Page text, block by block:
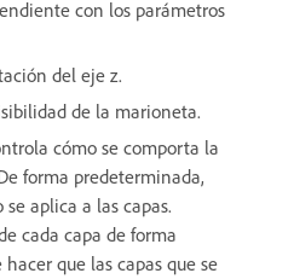
con los parámetros
del eje z.
de la marioneta.
cómo se comporta la
forma predeterminada,
se aplica a las capas.
cada capa de forma
que las capas que se